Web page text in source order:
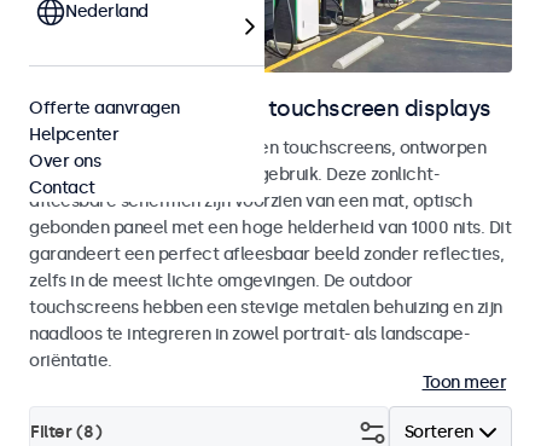
Outdoor monitoren en touchscreen displays
Weersbestendige monitoren en touchscreens, ontworpen
voor zowel binnen- als buitengebruik. Deze zonlicht-
afleesbare schermen zijn voorzien van een mat, optisch
gebonden paneel met een hoge helderheid van 1000 nits. Dit
garandeert een perfect afleesbaar beeld zonder reflecties,
zelfs in de meest lichte omgevingen. De outdoor
touchscreens hebben een stevige metalen behuizing en zijn
naadloos te integreren in zowel portrait- als landscape-
oriëntatie.
Toon meer
Sorteren
Filter (8)
Nederland
Offerte aanvragen
Helpcenter
Over ons
Contact